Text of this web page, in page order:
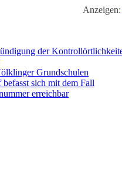
Anzeigen:
der
Grundschulen
sich mit dem Fall
erreichbar